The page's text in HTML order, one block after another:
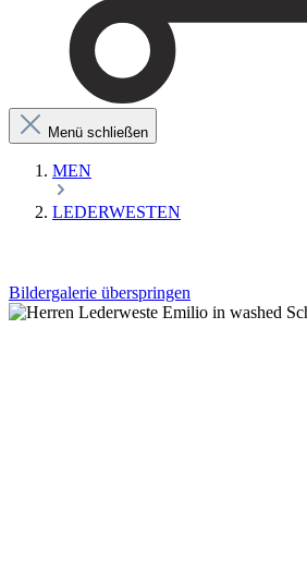
Menü schließen
MEN
LEDERWESTEN
Bildergalerie überspringen